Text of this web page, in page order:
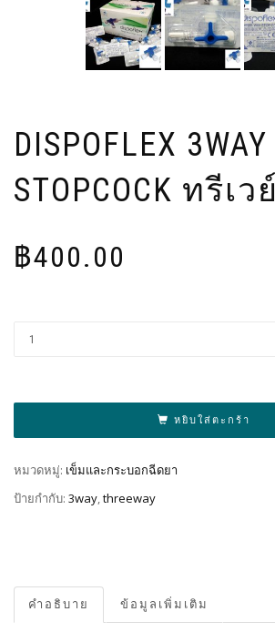
DISPOFLEX 3WAY
STOPCOCK ทรีเวย์
฿400.00
หยิบใส่ตะกร้า
หมวดหมู่: เข็มและกระบอกฉีดยา
ป้ายกำกับ: 3way,threeway
คำอธิบาย ข้อมูลเพิ่มเติม